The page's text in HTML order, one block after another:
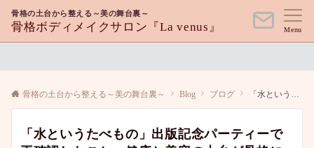
骨格の土台から整える～美の舞台裏～
骨格ボディメイクサロン『La venus』 Menu
骨格の土台から整える～美の舞台裏～ Blog ブログ 「水というたべもの」出版記念パーティーで再確認したこと。健康と美容の土台が骨格にある。
「水というたべもの」出版記念パーティーで